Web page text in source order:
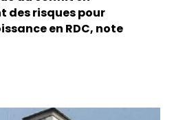
des risques pour
en RDC, note